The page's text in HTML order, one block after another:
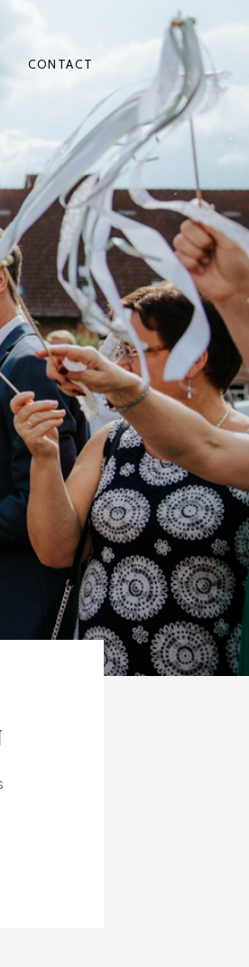
CONTACT